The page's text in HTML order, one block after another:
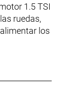
1.5 TSI
ruedas,
los